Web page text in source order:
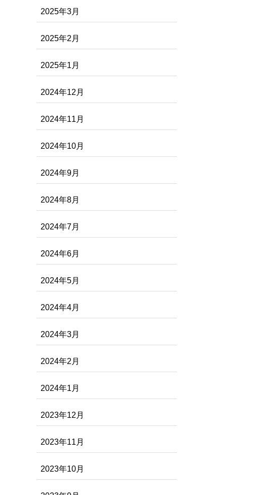
2025年3月
2025年2月
2025年1月
2024年12月
2024年11月
2024年10月
2024年9月
2024年8月
2024年7月
2024年6月
2024年5月
2024年4月
2024年3月
2024年2月
2024年1月
2023年12月
2023年11月
2023年10月